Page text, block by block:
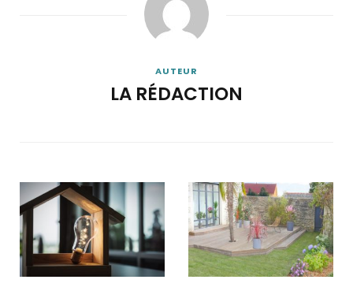
AUTEUR
LA RÉDACTION